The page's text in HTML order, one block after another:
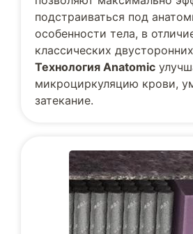
подстраиваться под
особенности тела, в
классических
Технология Anatomic
микроциркуляцию крови,
затекание.